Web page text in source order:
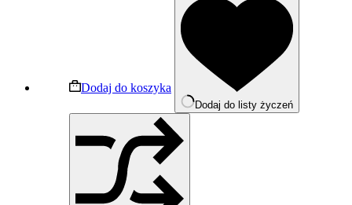
Dodaj do koszyka
Dodaj do listy życzeń